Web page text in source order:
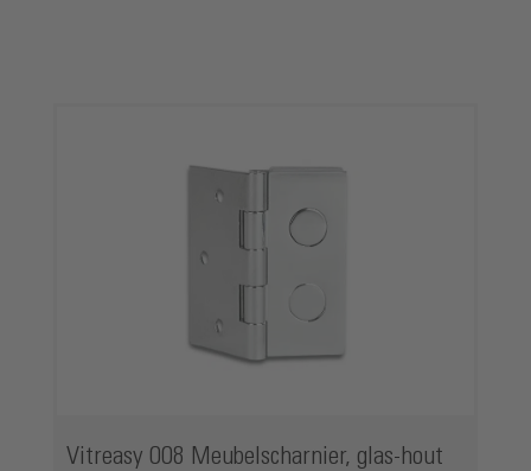
Vitreasy 008 Meubelscharnier, glas-hout